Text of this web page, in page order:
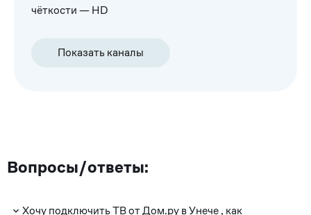
чёткости — HD
Показать каналы
Вопросы/ответы:
Хочу подключить ТВ от Дом.ру в Унече , как